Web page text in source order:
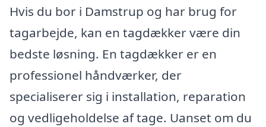
Hvis du bor i Damstrup og har brug for
tagarbejde, kan en tagdækker være din
bedste løsning. En tagdækker er en
professionel håndværker, der
specialiserer sig i installation, reparation
og vedligeholdelse af tage. Uanset om du